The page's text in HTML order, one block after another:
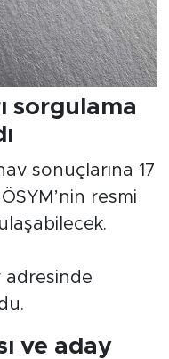
sorgulama
sonuçlarına 17
resmi
adresinde
ve aday